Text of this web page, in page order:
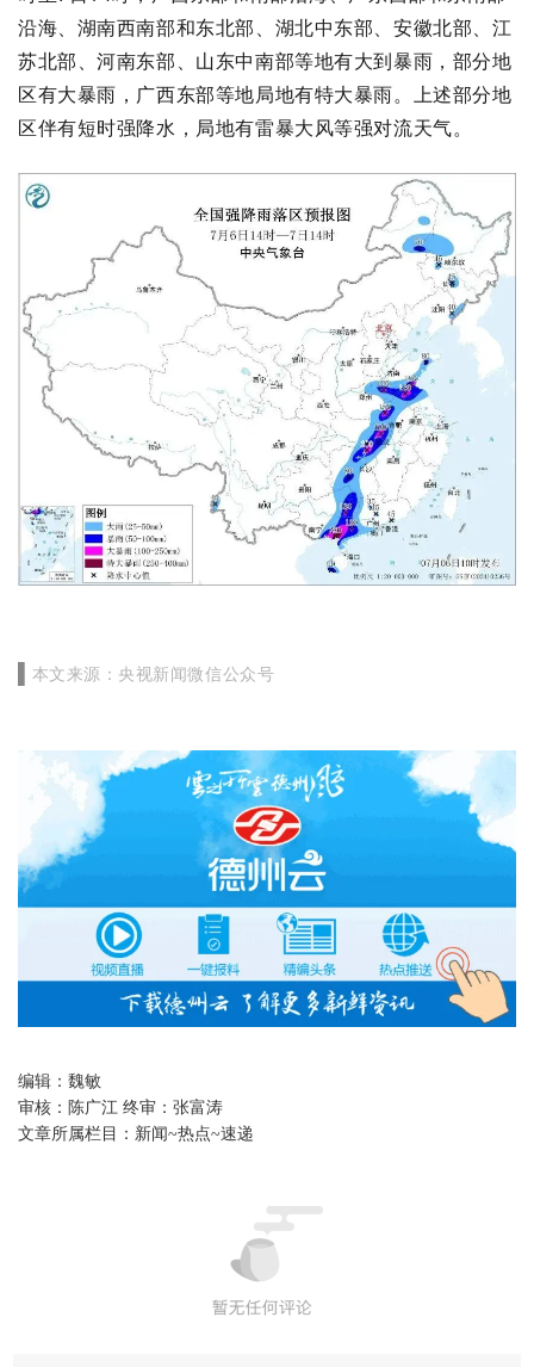
沿海、 湖南西南部和东北部、湖北中东部、安徽北部、江
苏北部、河南东部、山东中南部等地有大到暴雨，部分地
区有大暴雨，广西东部等地局地有特大暴雨。上述部分地
区伴有短时强降水，局地有雷暴大风等强对流天气。
本文来源： 央视新闻微信公众号
编辑： 魏敏
审核： 陈广江 终审：张富涛
文章所属栏目： 新闻~热点~速递